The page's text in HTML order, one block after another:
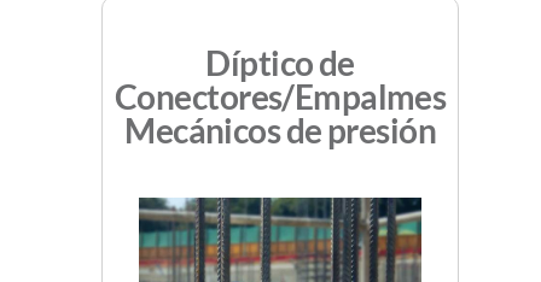
Díptico de
Conectores/Empalmes
Mecánicos de presión